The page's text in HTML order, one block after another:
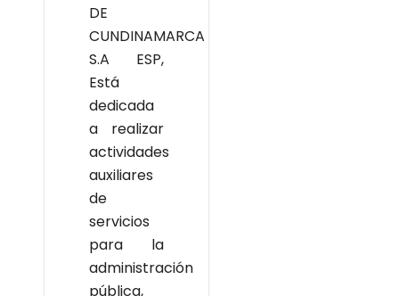
DE
CUNDINAMARCA
S.A ESP,
Está
dedicada
a realizar
actividades
auxiliares
de
servicios
para la
administración
pública,